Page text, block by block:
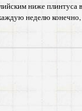
ниже
неделю